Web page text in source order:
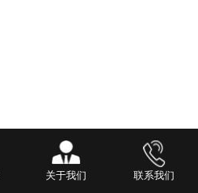
关于我们 联系我们